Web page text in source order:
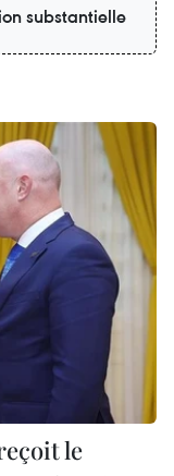
substantielle
le